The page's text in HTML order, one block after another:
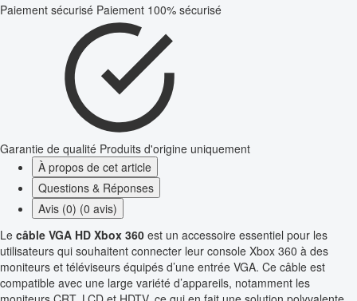
Paiement sécurisé Paiement 100% sécurisé
Garantie de qualité Produits d'origine uniquement
À propos de cet article
Questions & Réponses
Avis (0) (0 avis)
Le câble VGA HD Xbox 360 est un accessoire essentiel pour les
utilisateurs qui souhaitent connecter leur console Xbox 360 à des
moniteurs et téléviseurs équipés d’une entrée VGA. Ce câble est
compatible avec une large variété d’appareils, notamment les